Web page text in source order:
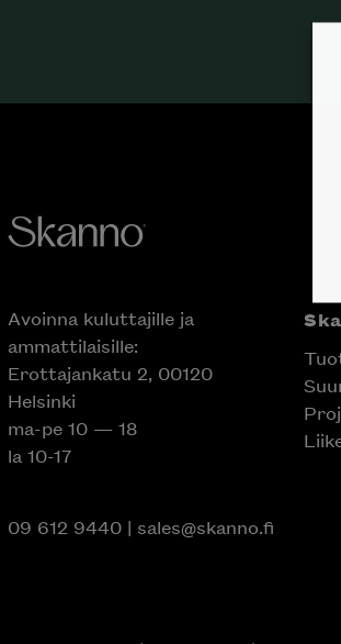
Avoinna kuluttajille ja
ammattilaisille:
Erottajankatu 2, 00120
Helsinki
ma-pe 10 — 18
la 10-17
09 612 9440| sales@skanno.fi